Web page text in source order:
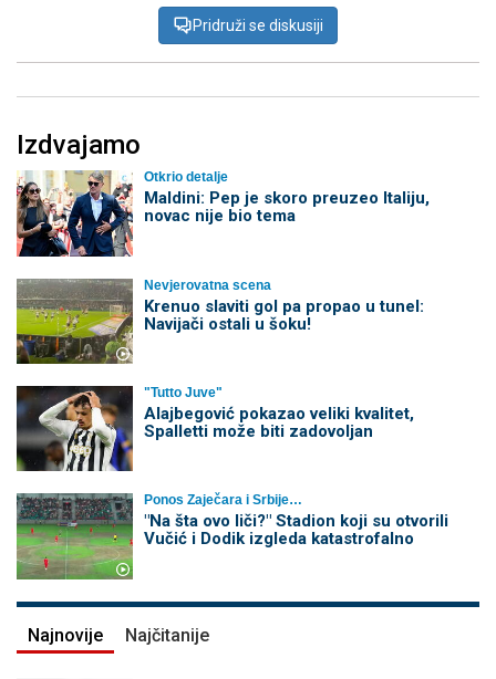
Pridruži se diskusiji
Izdvajamo
Otkrio detalje
Maldini: Pep je skoro preuzeo Italiju,
novac nije bio tema
Nevjerovatna scena
Krenuo slaviti gol pa propao u tunel:
Navijači ostali u šoku!
"Tutto Juve"
Alajbegović pokazao veliki kvalitet,
Spalletti može biti zadovoljan
Ponos Zaječara i Srbije…
"Na šta ovo liči?" Stadion koji su otvorili
Vučić i Dodik izgleda katastrofalno
Najnovije Najčitanije